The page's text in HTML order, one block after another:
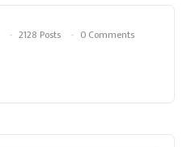
2128 Posts 0 Comments